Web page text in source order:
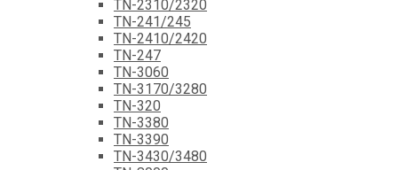
TN-2310/2320
TN-241/245
TN-2410/2420
TN-247
TN-3060
TN-3170/3280
TN-320
TN-3380
TN-3390
TN-3430/3480